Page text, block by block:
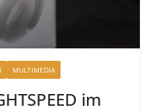
MULTIMEDIA
im